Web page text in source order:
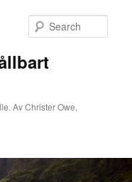
Av Christer Owe,